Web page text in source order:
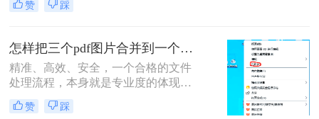
件处理是每个职场人和内容创作者的
琐、安全隐患——这些痛点几乎每天
都在消耗我们的时间和耐心。
赞 踩
怎样把三个pdf图片合并到一个文件？三招搞定，职场效率飙升秘籍！
精准、高效、安全，一个合格的文件
处理流程，本身就是专业度的体现。
在信息爆炸的职场，我们每天都要与
海量文档打交道。你是否也经常遇到
赞 踩